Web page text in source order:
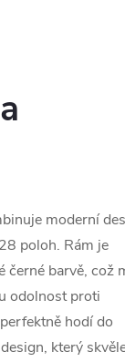
moderní
poloh. Rám je
černé barvě, což
odolnost proti
hodí do
který